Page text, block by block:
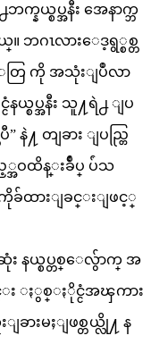
ယ္စပ္အနီး အေနာက္ဘ
။ ဘဂၤလားေဒ့ရွ္စစ္တ
ေတြ ကို အသုံးျပဳလာ
ပ္အနီး သူ႔ရဲ႕ ျပ
” နဲ႔ တျခား ျပည္တြ
အဝထိန္းခ်ဳပ္ ပ်ံသ
ခ်ထားျခင္းျဖင့္
း နယ္စပ္တစ္ေလွ်ာက္ အ
း ႏွစ္ႏိုင္ငံအၾကား
းမႈျဖစ္တယ္လို႔ န